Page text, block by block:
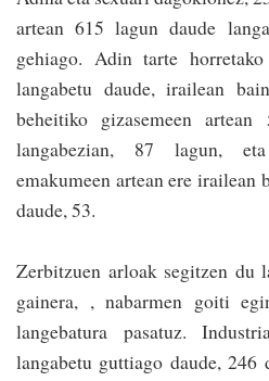
artean 615 lagun daude
gehiago. Adin tarte
langabetu daude, irailean
beheitiko gizasemeen
langabezian, 87 lagun,
emakumeen artean ere irailean
daude, 53.
Zerbitzuen arloak segitzen du
gainera, , nabarmen goiti
langebatura pasatuz.
langabetu guttiago daude, 246